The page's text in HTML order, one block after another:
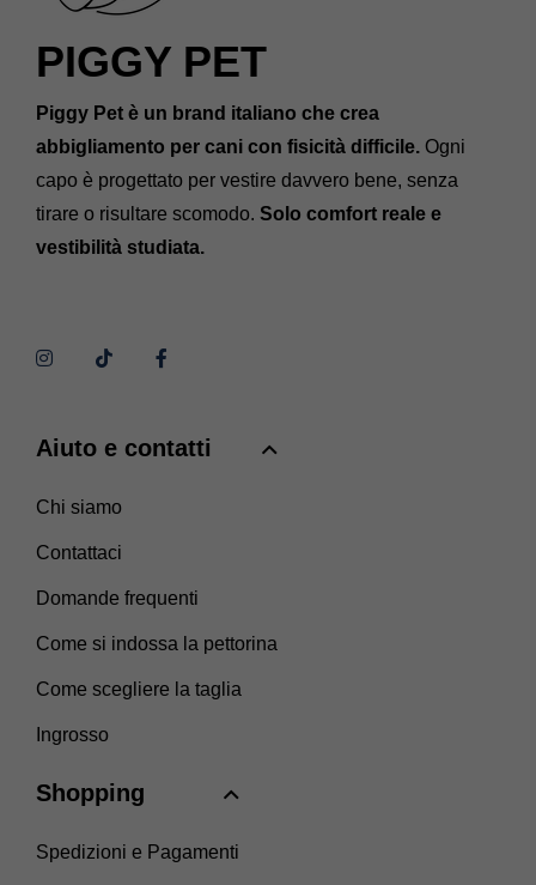
PIGGY PET
Piggy Pet è un brand italiano che crea
abbigliamento per cani con fisicità difficile. Ogni
capo è progettato per vestire davvero bene, senza
tirare o risultare scomodo. Solo comfort reale e
vestibilità studiata.
Aiuto e contatti
Chi siamo
Contattaci
Domande frequenti
Come si indossa la pettorina
Come scegliere la taglia
Ingrosso
Shopping
Spedizioni e Pagamenti